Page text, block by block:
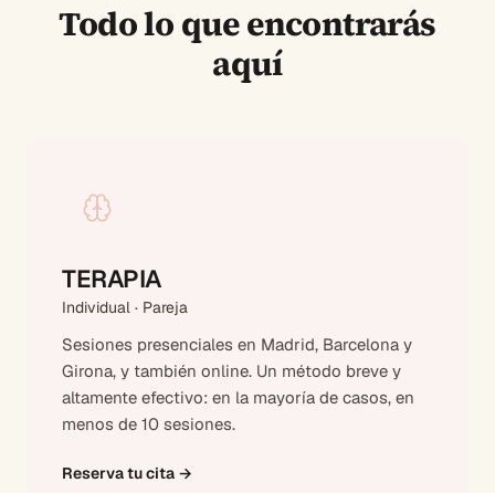
Todo lo que encontrarás
aquí
TERAPIA
Individual · Pareja
Sesiones presenciales en Madrid, Barcelona y
Girona, y también online. Un método breve y
altamente efectivo: en la mayoría de casos, en
menos de 10 sesiones.
Reserva tu cita →